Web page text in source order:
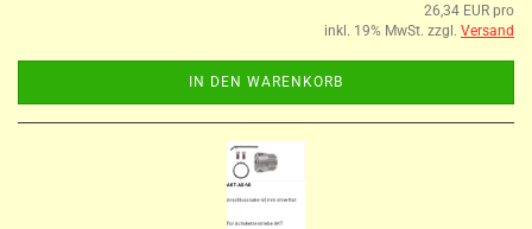
26,34 EUR pro
inkl. 19% MwSt. zzgl. Versand
IN DEN WARENKORB